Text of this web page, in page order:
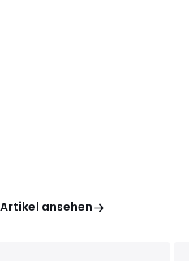
ansehen